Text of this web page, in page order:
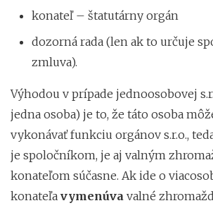
konateľ – štatutárny orgán
dozorná rada (len ak to určuje
zmluva).
Výhodou v prípade jednoosobovej
jedna osoba) je to, že táto osoba
vykonávať funkciu orgánov s.r.o.,
je spoločníkom, je aj valným
konateľom súčasne. Ak ide o
konateľa vymenúva valné